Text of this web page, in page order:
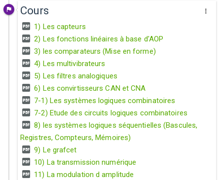
Cours
1) Les capteurs
2) Les fonctions linéaires à base d'AOP
3) les comparateurs (Mise en forme)
4) Les multivibrateurs
5) Les filtres analogiques
6) Les convirtisseurs CAN et CNA
7-1) Les systèmes logiques combinatoires
7-2) Etude des circuits logiques combinatoires
8) les systèmes logiques séquentielles (Bascules,
Registres, Compteurs, Mémoires)
9) Le grafcet
10) La transmission numérique
11) La modulation d amplitude